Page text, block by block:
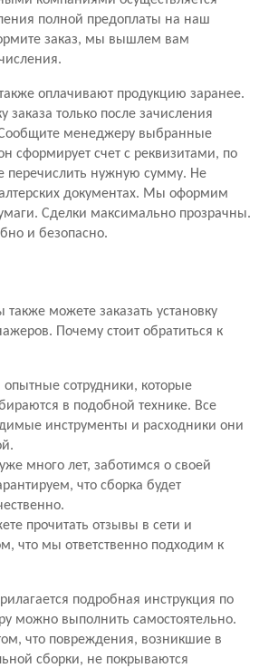
полной предоплаты на наш
заказ, мы вышлем вам
оплачивают продукцию заранее.
только после зачисления
менеджеру выбранные
сформирует счет с реквизитами, по
перечислить нужную сумму. Не
документах. Мы оформим
Сделки максимально прозрачны.
и безопасно.
также можете заказать установку
Почему стоит обратиться к
сотрудники, которые
в подобной технике. Все
инструменты и расходники они
много лет, заботимся о своей
что сборка будет
прочитать отзывы в сети и
что мы ответственно подходим к
подробная инструкция по
можно выполнить самостоятельно.
что повреждения, возникшие в
сборки, не покрываются